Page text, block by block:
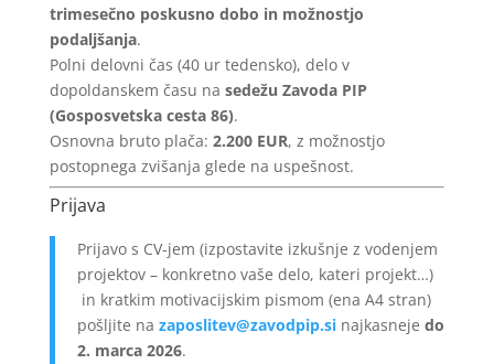
trimesečno poskusno dobo in možnostjo
podaljšanja.
Polni delovni čas (40 ur tedensko), delo v
dopoldanskem času na sedežu Zavoda PIP
(Gosposvetska cesta 86).
Osnovna bruto plača: 2.200 EUR, z možnostjo
postopnega zvišanja glede na uspešnost.
Prijava
Prijavo s CV-jem (izpostavite izkušnje z vodenjem
projektov – konkretno vaše delo, kateri projekt…)
in kratkim motivacijskim pismom (ena A4 stran)
pošljite na zaposlitev@zavodpip.si najkasneje do
2. marca 2026.